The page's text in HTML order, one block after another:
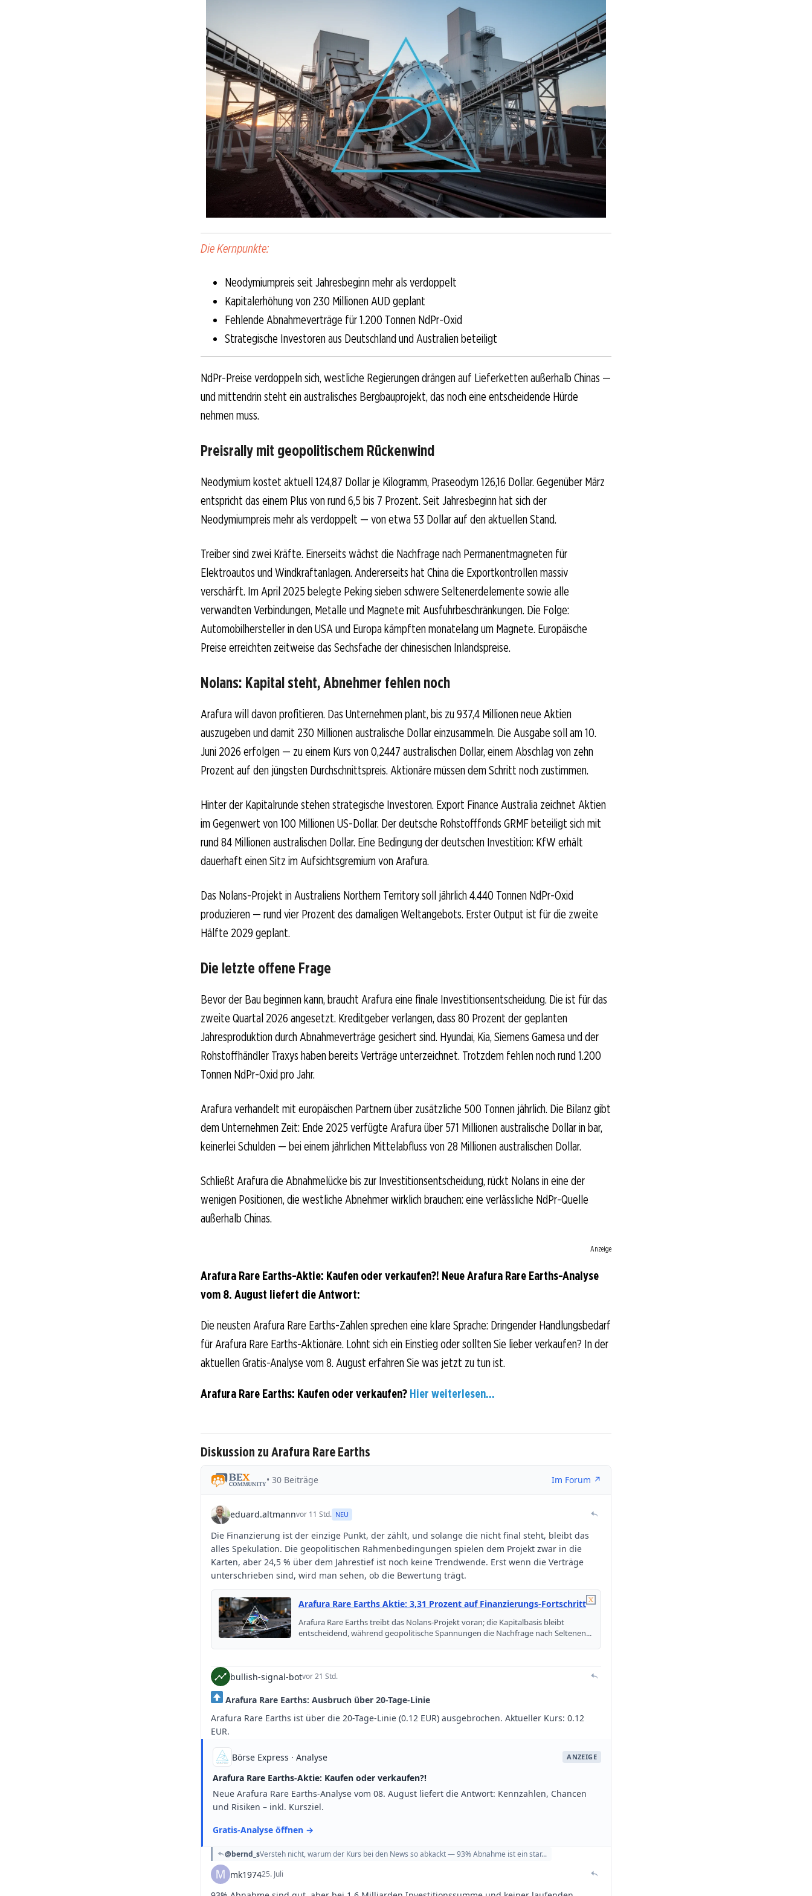
Die Kernpunkte:
Neodymiumpreis seit Jahresbeginn mehr als verdoppelt
Kapitalerhöhung von 230 Millionen AUD geplant
Fehlende Abnahmeverträge für 1.200 Tonnen NdPr-Oxid
Strategische Investoren aus Deutschland und Australien beteiligt
NdPr-Preise verdoppeln sich, westliche Regierungen drängen auf Lieferketten außerhalb Chinas —
und mittendrin steht ein australisches Bergbauprojekt, das noch eine entscheidende Hürde
nehmen muss.
Preisrally mit geopolitischem Rückenwind
Neodymium kostet aktuell 124,87 Dollar je Kilogramm, Praseodym 126,16 Dollar. Gegenüber März
entspricht das einem Plus von rund 6,5 bis 7 Prozent. Seit Jahresbeginn hat sich der
Neodymiumpreis mehr als verdoppelt — von etwa 53 Dollar auf den aktuellen Stand.
Treiber sind zwei Kräfte. Einerseits wächst die Nachfrage nach Permanentmagneten für
Elektroautos und Windkraftanlagen. Andererseits hat China die Exportkontrollen massiv
verschärft. Im April 2025 belegte Peking sieben schwere Seltenerdelemente sowie alle
verwandten Verbindungen, Metalle und Magnete mit Ausfuhrbeschränkungen. Die Folge:
Automobilhersteller in den USA und Europa kämpften monatelang um Magnete. Europäische
Preise erreichten zeitweise das Sechsfache der chinesischen Inlandspreise.
Nolans: Kapital steht, Abnehmer fehlen noch
Arafura will davon profitieren. Das Unternehmen plant, bis zu 937,4 Millionen neue Aktien
auszugeben und damit 230 Millionen australische Dollar einzusammeln. Die Ausgabe soll am 10.
Juni 2026 erfolgen — zu einem Kurs von 0,2447 australischen Dollar, einem Abschlag von zehn
Prozent auf den jüngsten Durchschnittspreis. Aktionäre müssen dem Schritt noch zustimmen.
Hinter der Kapitalrunde stehen strategische Investoren. Export Finance Australia zeichnet Aktien
im Gegenwert von 100 Millionen US-Dollar. Der deutsche Rohstofffonds GRMF beteiligt sich mit
rund 84 Millionen australischen Dollar. Eine Bedingung der deutschen Investition: KfW erhält
dauerhaft einen Sitz im Aufsichtsgremium von Arafura.
Das Nolans-Projekt in Australiens Northern Territory soll jährlich 4.440 Tonnen NdPr-Oxid
produzieren — rund vier Prozent des damaligen Weltangebots. Erster Output ist für die zweite
Hälfte 2029 geplant.
Die letzte offene Frage
Bevor der Bau beginnen kann, braucht Arafura eine finale Investitionsentscheidung. Die ist für das
zweite Quartal 2026 angesetzt. Kreditgeber verlangen, dass 80 Prozent der geplanten
Jahresproduktion durch Abnahmeverträge gesichert sind. Hyundai, Kia, Siemens Gamesa und der
Rohstoffhändler Traxys haben bereits Verträge unterzeichnet. Trotzdem fehlen noch rund 1.200
Tonnen NdPr-Oxid pro Jahr.
Arafura verhandelt mit europäischen Partnern über zusätzliche 500 Tonnen jährlich. Die Bilanz gibt
dem Unternehmen Zeit: Ende 2025 verfügte Arafura über 571 Millionen australische Dollar in bar,
keinerlei Schulden — bei einem jährlichen Mittelabfluss von 28 Millionen australischen Dollar.
Schließt Arafura die Abnahmelücke bis zur Investitionsentscheidung, rückt Nolans in eine der
wenigen Positionen, die westliche Abnehmer wirklich brauchen: eine verlässliche NdPr-Quelle
außerhalb Chinas.
Anzeige
Arafura Rare Earths-Aktie: Kaufen oder verkaufen?! Neue Arafura Rare Earths-Analyse
vom 8. August liefert die Antwort:
Die neusten Arafura Rare Earths-Zahlen sprechen eine klare Sprache: Dringender Handlungsbedarf
für Arafura Rare Earths-Aktionäre. Lohnt sich ein Einstieg oder sollten Sie lieber verkaufen? In der
aktuellen Gratis-Analyse vom 8. August erfahren Sie was jetzt zu tun ist.
Arafura Rare Earths: Kaufen oder verkaufen? Hier weiterlesen...
Diskussion zu Arafura Rare Earths